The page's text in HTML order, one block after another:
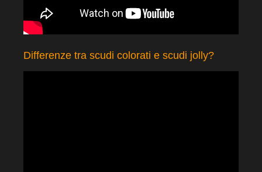
Differenze tra scudi colorati e scudi jolly?